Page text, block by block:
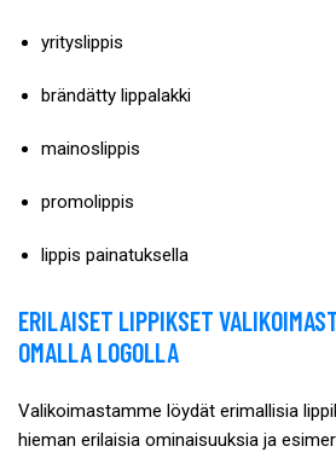
yrityslippis
brändätty lippalakki
mainoslippis
promolippis
lippis painatuksella
ERILAISET LIPPIKSET
OMALLA LOGOLLA
Valikoimastamme löydät erimallisia
hieman erilaisia ominaisuuksia ja